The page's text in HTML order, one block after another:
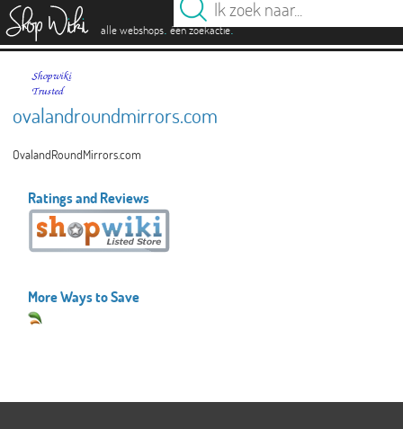
alle webshops. één zoekactie.
ovalandroundmirrors.com
OvalandRoundMirrors.com
Ratings and Reviews
More Ways to Save